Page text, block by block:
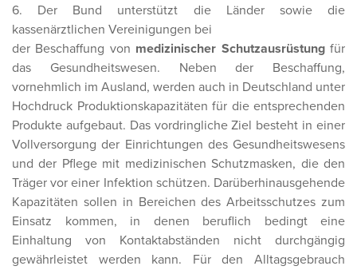
6. Der Bund unterstützt die Länder sowie die
kassenärztlichen Vereinigungen bei
der Beschaffung von medizinischer Schutzausrüstungfür
das Gesundheitswesen. Neben der Beschaffung,
vornehmlich im Ausland, werden auch in Deutschland unter
Hochdruck Produktionskapazitäten für die entsprechenden
Produkte aufgebaut. Das vordringliche Ziel besteht in einer
Vollversorgung der Einrichtungen des Gesundheitswesens
und der Pflege mit medizinischen Schutzmasken, die den
Träger vor einer Infektion schützen. Darüberhinausgehende
Kapazitäten sollen in Bereichen des Arbeitsschutzes zum
Einsatz kommen, in denen beruflich bedingt eine
Einhaltung von Kontaktabständen nicht durchgängig
gewährleistet werden kann. Für den Alltagsgebrauch